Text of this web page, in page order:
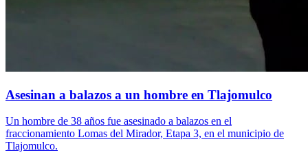
Asesinan a balazos a un hombre en Tlajomulco
Un hombre de 38 años fue asesinado a balazos en el
fraccionamiento Lomas del Mirador, Etapa 3, en el municipio de
Tlajomulco.